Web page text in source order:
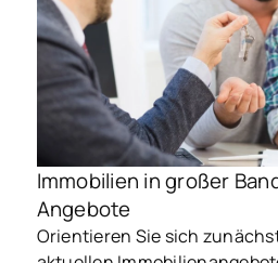
Immobilien in großer
Angebote
Orientieren Sie sich